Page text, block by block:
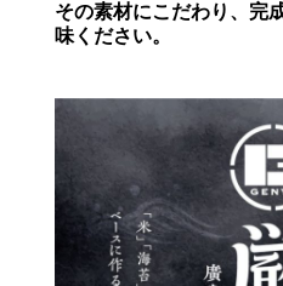
その素材にこだわり、完
味ください。